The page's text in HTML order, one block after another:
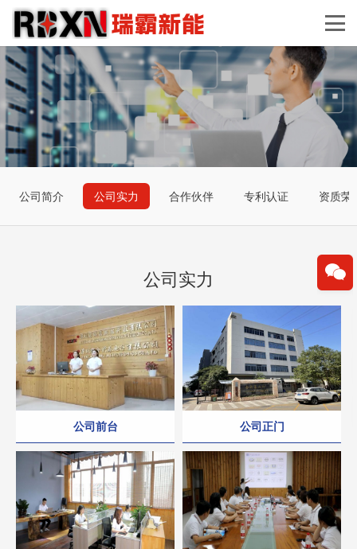
公司简介 公司实力 合作伙伴 专利认证 资质荣
公司实力
公司前台 公司正门